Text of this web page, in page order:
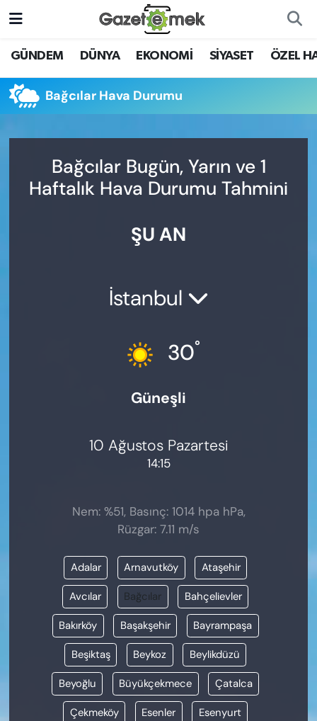
GÜNDEM DÜNYA EKONOMİ SİYASET ÖZEL
Bağcılar Hava Durumu
Bağcılar Bugün, Yarın ve 1
Haftalık Hava Durumu Tahmini
ŞU AN
İstanbul
30°
Güneşli
10 Ağustos Pazartesi
14:15
Nem: %51, Basınç: 1014 hpa hPa,
Rüzgar: 7.11 m/s
Adalar Arnavutköy Ataşehir
Avcılar Bağcılar Bahçelievler
Bakırköy Başakşehir Bayrampaşa
Beşiktaş Beykoz Beylikdüzü
Beyoğlu Büyükçekmece Çatalca
Çekmeköy Esenler Esenyurt
DÜNYA
EKONOMİ
YENİ MEDYADA EMEK
GAZETECİLİĞİNİ GELİŞTİRMEK
ÖZEL HABER
SİYASET
VAN VE DİYARBAKIR HABERLERİ
Nöbetçi Eczaneler
Hava Durumu
Trafik Durumu
Süper Lig Puan Durumu ve Fikstür